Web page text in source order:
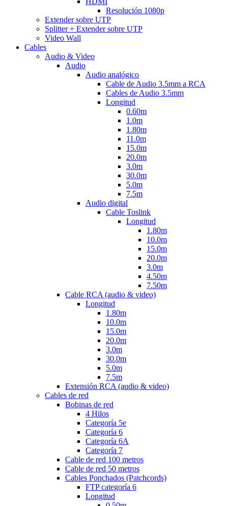
Resolución 1080p
Extender sobre UTP
Splitter + Extender sobre UTP
Video Wall
Cables
Audio & Video
Audio
Audio analógico
Cable de Audio 3.5mm a RCA
Cables de Audio 3.5mm
Longitud
0.60m
1.0m
1.80m
11.0m
15.0m
20.0m
3.0m
30.0m
5.0m
7.5m
Audio digital
Cable Toslink
Longitud
1.80m
10.0m
15.0m
20.0m
3.0m
4.50m
7.50m
Cable RCA (audio & video)
Longitud
1.80m
10.0m
15.0m
20.0m
3.0m
30.0m
5.0m
7.5m
Extensión RCA (audio & video)
Cables de red
Bobinas de red
4 Hilos
Categoría 5e
Categoría 6
Categoría 6A
Categoría 7
Cable de red 100 metros
Cable de red 50 metros
Cables Ponchados (Patchcords)
FTP categoría 6
Longitud